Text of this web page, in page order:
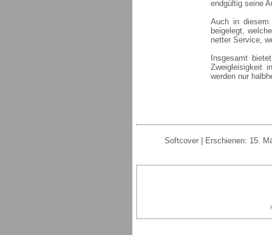
endgültig seine
Auch in diesem
beigelegt,
netter Service,
Insgesamt
Zweigleisigkeit
werden nur
Softcover | Erschienen: 15.